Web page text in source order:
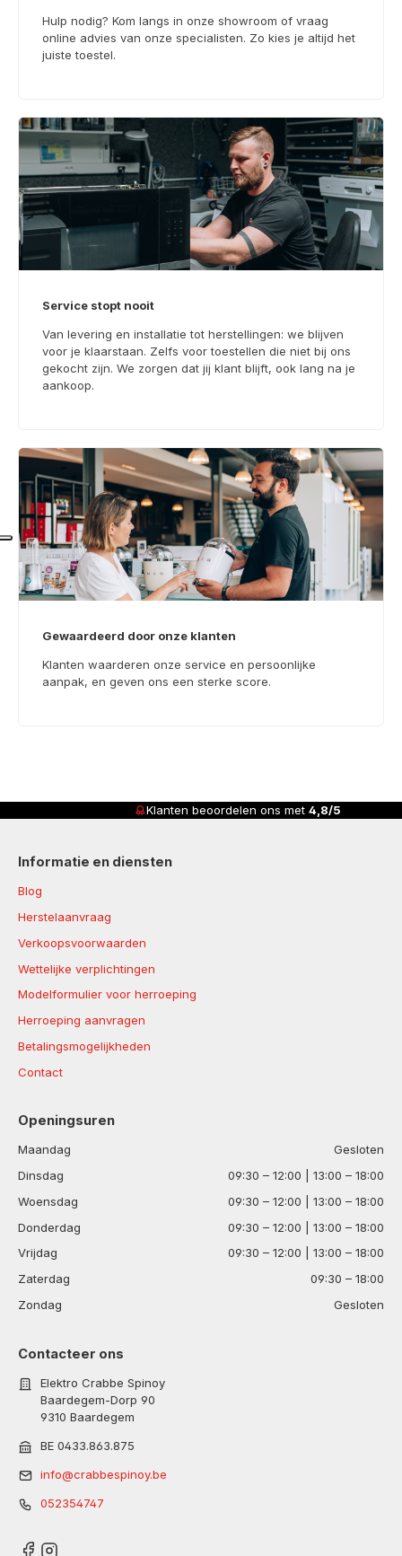
Hulp nodig? Kom langs in onze showroom of vraag
online advies van onze specialisten. Zo kies je altijd het
juiste toestel.
Service stopt nooit
Van levering en installatie tot herstellingen: we blijven
voor je klaarstaan. Zelfs voor toestellen die niet bij ons
gekocht zijn. We zorgen dat jij klant blijft, ook lang na je
aankoop.
Gewaardeerd door onze klanten
Klanten waarderen onze service en persoonlijke
aanpak, en geven ons een sterke score.
Klanten beoordelen ons met4,8/5
Informatie en diensten
Blog
Herstelaanvraag
Verkoopsvoorwaarden
Wettelijke verplichtingen
Modelformulier voor herroeping
Herroeping aanvragen
Betalingsmogelijkheden
Contact
Openingsuren
Maandag
Gesloten
Dinsdag
09:30 – 12:00 | 13:00 – 18:00
Woensdag
09:30 – 12:00 | 13:00 – 18:00
Donderdag
09:30 – 12:00 | 13:00 – 18:00
Vrijdag
09:30 – 12:00 | 13:00 – 18:00
Zaterdag
09:30 – 18:00
Zondag
Gesloten
Contacteer ons
Elektro Crabbe Spinoy
Baardegem-Dorp 90
9310 Baardegem
BE 0433.863.875
info@crabbespinoy.be
052354747